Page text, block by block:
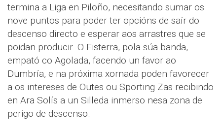
termina a Liga en Piloño, necesitando sumar os
nove puntos para poder ter opcións de saír do
descenso directo e esperar aos arrastres que se
poidan producir. O Fisterra, pola súa banda,
empató co Agolada, facendo un favor ao
Dumbría, e na próxima xornada poden favorecer
a os intereses de Outes ou Sporting Zas recibindo
en Ara Solís a un Silleda inmerso nesa zona de
perigo de descenso.